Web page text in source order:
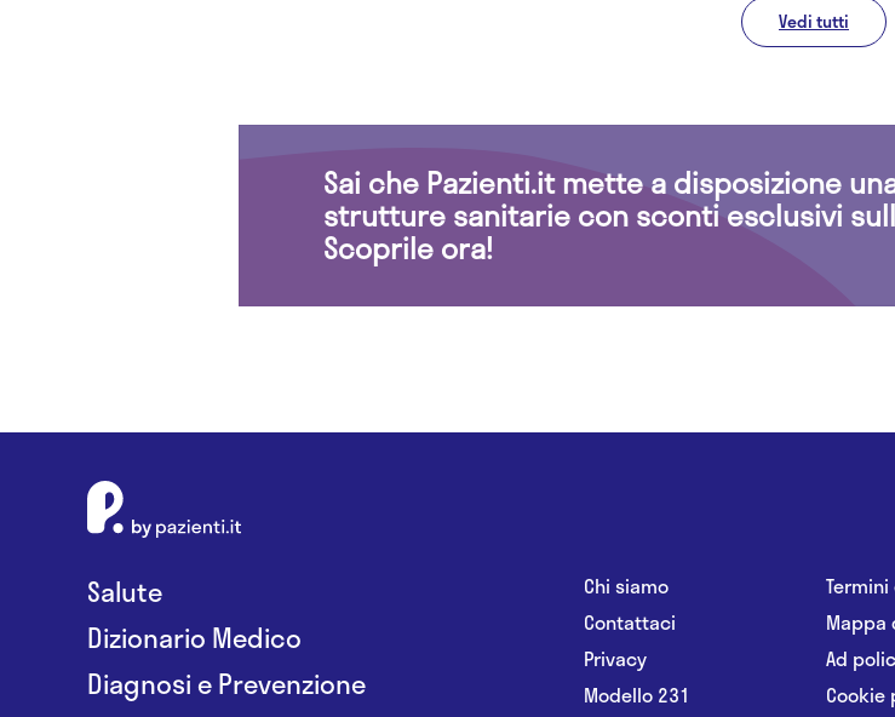
Vedi tutti
Sai che Pazienti.it mette a disposizione
strutture sanitarie con sconti esclusivi
Scoprile ora!
Salute
Dizionario Medico
Diagnosi e Prevenzione
Chi siamo
Contattaci
Privacy
Modello 231
Mappa
Ad
Cookie